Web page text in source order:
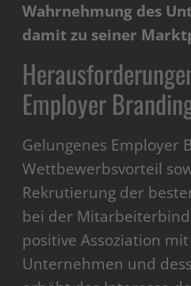
Wahrnehmung des
damit zu seiner
Employer
Gelungenes Employer
Wettbewerbsvorteil
Rekrutierung der
bei der
positive Assoziation
Unternehmen und